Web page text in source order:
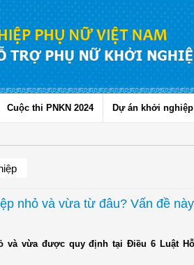
Cuộc thi PNKN 2024 Dự án khởi nghiệp
nhỏ và vừa từ đâu? Vấn đề
và vừa được quy định tại Điều 6 Luật